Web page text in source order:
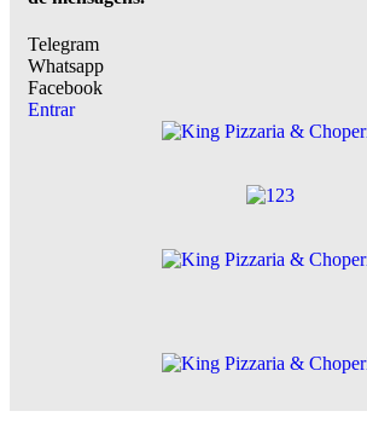
Telegram
Whatsapp
Facebook
Entrar